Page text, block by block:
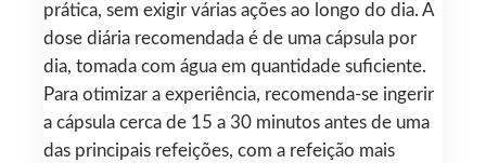
prática, sem exigir várias ações ao longo do dia. A
dose diária recomendada é de uma cápsula por
dia, tomada com água em quantidade suficiente.
Para otimizar a experiência, recomenda-se ingerir
a cápsula cerca de 15 a 30 minutos antes de uma
das principais refeições, com a refeição mais